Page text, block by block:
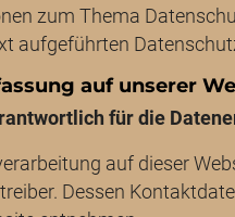
zum Thema
aufgeführten
auf unserer
für die
auf dieser
Dessen